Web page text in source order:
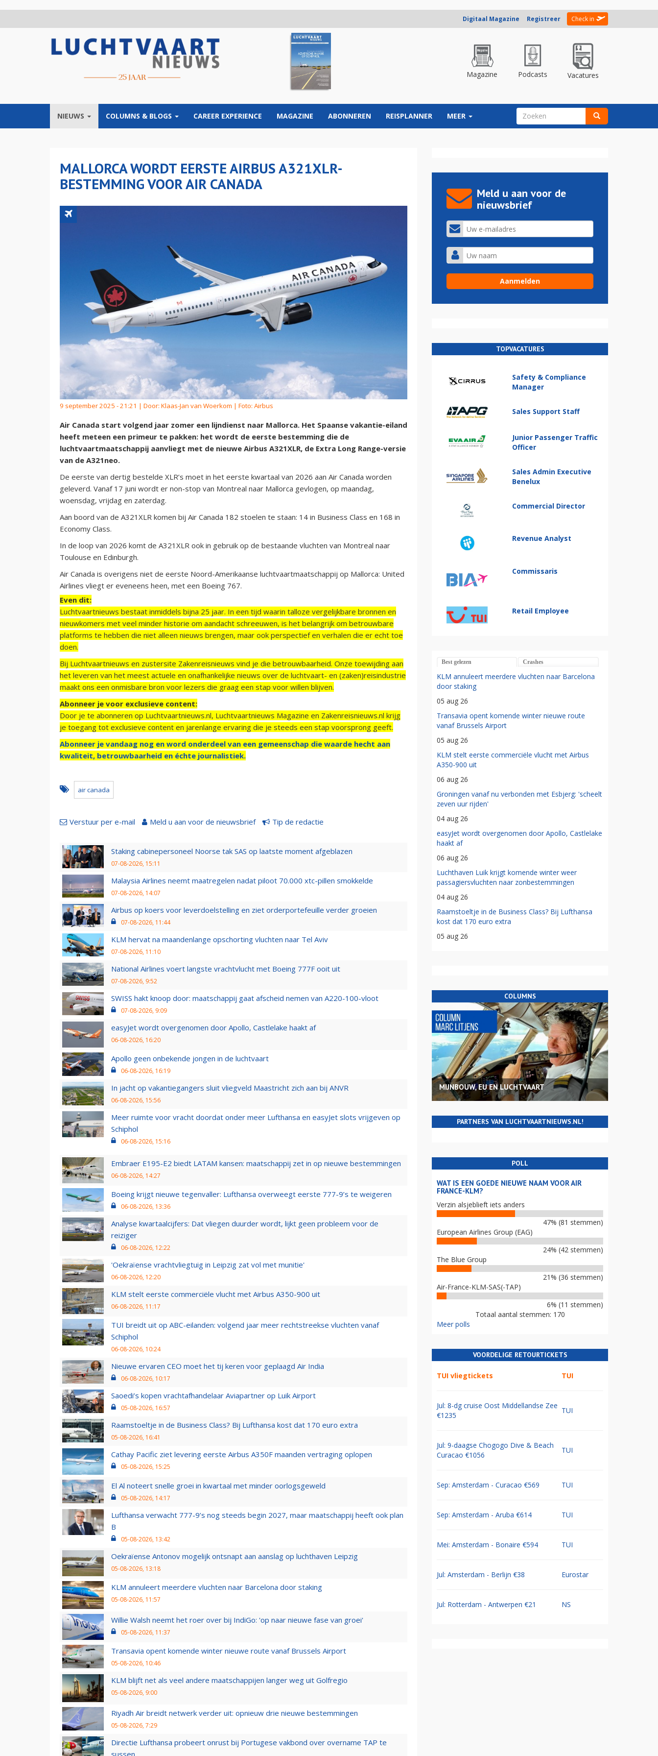
Digitaal Magazine Registreer Check in
Magazine Podcasts Vacatures
NIEUWS COLUMNS & BLOGS CAREER EXPERIENCE MAGAZINE ABONNEREN REISPLANNER MEER ZOEKVELD
MALLORCA WORDT EERSTE AIRBUS A321XLR-
BESTEMMING VOOR AIR CANADA
9 september 2025 - 21:21 | Door: Klaas-Jan van Woerkom | Foto: Airbus
Air Canada start volgend jaar zomer een lijndienst naar Mallorca. Het Spaanse vakantie-eiland
heeft meteen een primeur te pakken: het wordt de eerste bestemming die de
luchtvaartmaatschappij aanvliegt met de nieuwe Airbus A321XLR, de Extra Long Range-versie
van de A321neo.
De eerste van dertig bestelde XLR’s moet in het eerste kwartaal van 2026 aan Air Canada worden
geleverd. Vanaf 17 juni wordt er non-stop van Montreal naar Mallorca gevlogen, op maandag,
woensdag, vrijdag en zaterdag.
Aan boord van de A321XLR komen bij Air Canada 182 stoelen te staan: 14 in Business Class en 168 in
Economy Class.
In de loop van 2026 komt de A321XLR ook in gebruik op de bestaande vluchten van Montreal naar
Toulouse en Edinburgh.
Air Canada is overigens niet de eerste Noord-Amerikaanse luchtvaartmaatschappij op Mallorca: United
Airlines vliegt er eveneens heen, met een Boeing 767.
Even dit:
Luchtvaartnieuws bestaat inmiddels bijna 25 jaar. In een tijd waarin talloze vergelijkbare bronnen en
nieuwkomers met veel minder historie om aandacht schreeuwen, is het belangrijk om betrouwbare
platforms te hebben die niet alleen nieuws brengen, maar ook perspectief en verhalen die er echt toe
doen.
Bij Luchtvaartnieuws en zustersite Zakenreisnieuws vind je die betrouwbaarheid. Onze toewijding aan
het leveren van het meest actuele en onafhankelijke nieuws over de luchtvaart- en (zaken)reisindustrie
maakt ons een onmisbare bron voor lezers die graag een stap voor willen blijven.
Abonneer je voor exclusieve content:
Door je te abonneren op Luchtvaartnieuws.nl, Luchtvaartnieuws Magazine en Zakenreisnieuws.nl krijg
je toegang tot exclusieve content en jarenlange ervaring die je steeds een stap voorsprong geeft.
Abonneer je vandaag nog en word onderdeel van een gemeenschap die waarde hecht aan
kwaliteit, betrouwbaarheid en échte journalistiek.
air canada
Verstuur per e-mail Meld u aan voor de nieuwsbrief Tip de redactie
Staking cabinepersoneel Noorse tak SAS op laatste moment afgeblazen
07-08-2026, 15:11
Malaysia Airlines neemt maatregelen nadat piloot 70.000 xtc-pillen smokkelde
07-08-2026, 14:07
Airbus op koers voor leverdoelstelling en ziet orderportefeuille verder groeien
07-08-2026, 11:44
KLM hervat na maandenlange opschorting vluchten naar Tel Aviv
07-08-2026, 11:10
National Airlines voert langste vrachtvlucht met Boeing 777F ooit uit
07-08-2026, 9:52
SWISS hakt knoop door: maatschappij gaat afscheid nemen van A220-100-vloot
07-08-2026, 9:09
easyJet wordt overgenomen door Apollo, Castlelake haakt af
06-08-2026, 16:20
Apollo geen onbekende jongen in de luchtvaart
06-08-2026, 16:19
In jacht op vakantiegangers sluit vliegveld Maastricht zich aan bij ANVR
06-08-2026, 15:56
Meer ruimte voor vracht doordat onder meer Lufthansa en easyJet slots vrijgeven op
Schiphol
06-08-2026, 15:16
Embraer E195-E2 biedt LATAM kansen: maatschappij zet in op nieuwe bestemmingen
06-08-2026, 14:27
Boeing krijgt nieuwe tegenvaller: Lufthansa overweegt eerste 777-9’s te weigeren
06-08-2026, 13:36
Analyse kwartaalcijfers: Dat vliegen duurder wordt, lijkt geen probleem voor de
reiziger
06-08-2026, 12:22
'Oekraïense vrachtvliegtuig in Leipzig zat vol met munitie'
06-08-2026, 12:20
KLM stelt eerste commerciële vlucht met Airbus A350-900 uit
06-08-2026, 11:17
TUI breidt uit op ABC-eilanden: volgend jaar meer rechtstreekse vluchten vanaf
Schiphol
06-08-2026, 10:24
Nieuwe ervaren CEO moet het tij keren voor geplaagd Air India
06-08-2026, 10:17
Saoedi’s kopen vrachtafhandelaar Aviapartner op Luik Airport
05-08-2026, 16:57
Raamstoeltje in de Business Class? Bij Lufthansa kost dat 170 euro extra
05-08-2026, 16:41
Cathay Pacific ziet levering eerste Airbus A350F maanden vertraging oplopen
05-08-2026, 15:25
El Al noteert snelle groei in kwartaal met minder oorlogsgeweld
05-08-2026, 14:17
Lufthansa verwacht 777-9’s nog steeds begin 2027, maar maatschappij heeft ook plan
B
05-08-2026, 13:42
Oekraïense Antonov mogelijk ontsnapt aan aanslag op luchthaven Leipzig
05-08-2026, 13:18
KLM annuleert meerdere vluchten naar Barcelona door staking
05-08-2026, 11:57
Willie Walsh neemt het roer over bij IndiGo: 'op naar nieuwe fase van groei'
05-08-2026, 11:37
Transavia opent komende winter nieuwe route vanaf Brussels Airport
05-08-2026, 10:46
KLM blijft net als veel andere maatschappijen langer weg uit Golfregio
05-08-2026, 9:00
Riyadh Air breidt netwerk verder uit: opnieuw drie nieuwe bestemmingen
05-08-2026, 7:29
Directie Lufthansa probeert onrust bij Portugese vakbond over overname TAP te
sussen
Meld u aan voor de
nieuwsbrief
TOPVACATURES
Safety & Compliance
Manager
Sales Support Staff
Junior Passenger Traffic
Officer
Sales Admin Executive
Benelux
Commercial Director
Revenue Analyst
Commissaris
Retail Employee
Best gelezen Crashes
KLM annuleert meerdere vluchten naar Barcelona
door staking
05 aug 26
Transavia opent komende winter nieuwe route
vanaf Brussels Airport
05 aug 26
KLM stelt eerste commerciële vlucht met Airbus
A350-900 uit
06 aug 26
Groningen vanaf nu verbonden met Esbjerg: 'scheelt
zeven uur rijden'
04 aug 26
easyJet wordt overgenomen door Apollo, Castlelake
haakt af
06 aug 26
Luchthaven Luik krijgt komende winter weer
passagiersvluchten naar zonbestemmingen
04 aug 26
Raamstoeltje in de Business Class? Bij Lufthansa
kost dat 170 euro extra
05 aug 26
COLUMNS
MIJNBOUW, EU EN LUCHTVAART
PARTNERS VAN LUCHTVAARTNIEUWS.NL!
POLL
WAT IS EEN GOEDE NIEUWE NAAM VOOR AIR
FRANCE-KLM?
Verzin alsjeblieft iets anders
47% (81 stemmen)
European Airlines Group (EAG)
24% (42 stemmen)
The Blue Group
21% (36 stemmen)
Air-France-KLM-SAS(-TAP)
6% (11 stemmen)
Totaal aantal stemmen: 170
Meer polls
VOORDELIGE RETOURTICKETS
TUI vliegtickets TUI
Jul: 8-dg cruise Oost Middellandse Zee
€1235
TUI
Jul: 9-daagse Chogogo Dive & Beach
Curacao €1056
TUI
Sep: Amsterdam - Curacao €569 TUI
Sep: Amsterdam - Aruba €614 TUI
Mei: Amsterdam - Bonaire €594 TUI
Jul: Amsterdam - Berlijn €38 Eurostar
Jul: Rotterdam - Antwerpen €21 NS